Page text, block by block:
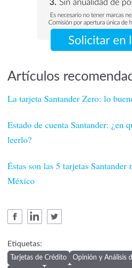
Artículos
La tarjeta Santander Zero: lo
Estado de cuenta Santander: ¿en
leerlo?
Éstas son las 5 tarjetas Santander
México
Etiquetas:
Tarjetas de Crédito Opinión y Análisis